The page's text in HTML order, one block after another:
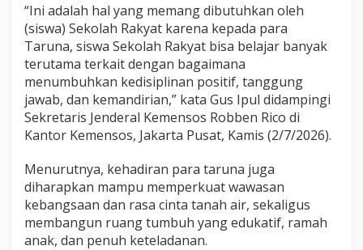
“Ini adalah hal yang memang dibutuhkan oleh
(siswa) Sekolah Rakyat karena kepada para
Taruna, siswa Sekolah Rakyat bisa belajar banyak
terutama terkait dengan bagaimana
menumbuhkan kedisiplinan positif, tanggung
jawab, dan kemandirian,” kata Gus Ipul didampingi
Sekretaris Jenderal Kemensos Robben Rico di
Kantor Kemensos, Jakarta Pusat, Kamis (2/7/2026).
Menurutnya, kehadiran para taruna juga
diharapkan mampu memperkuat wawasan
kebangsaan dan rasa cinta tanah air, sekaligus
membangun ruang tumbuh yang edukatif, ramah
anak, dan penuh keteladanan.